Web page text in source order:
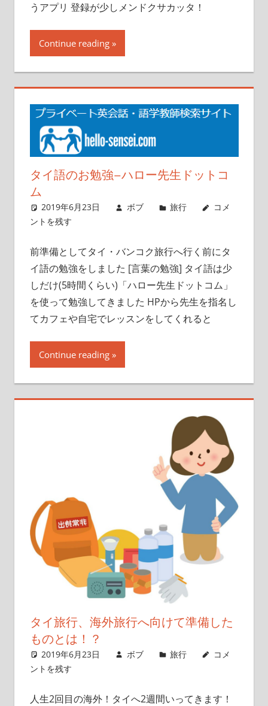
うアプリ 登録が少しメンドクサカッタ！
Continue reading
タイ語のお勉強–ハロー先生ドットコ
ム
2019年6月23日 ボブ 旅行
コメ
ントを残す
前準備としてタイ・バンコク旅行へ行く前にタ
イ語の勉強をしました [言葉の勉強] タイ語は少
しだけ(5時間くらい)「ハロー先生ドットコム」
を使って勉強してきました HPから先生を指名し
てカフェや自宅でレッスンをしてくれると
Continue reading
タイ旅行、海外旅行へ向けて準備した
ものとは！？
2019年6月23日 ボブ 旅行
コメ
ントを残す
人生2回目の海外！タイへ2週間いってきます！